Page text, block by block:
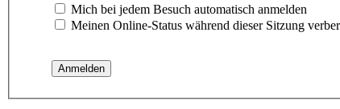
Mich bei jedem Besuch automatisch anmelden
Meinen Online-Status während dieser Sitzung